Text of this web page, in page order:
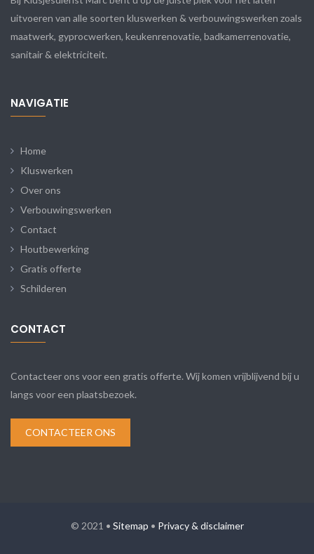
uitvoeren van alle soorten kluswerken & verbouwingswerken zoals
maatwerk, gyprocwerken, keukenrenovatie, badkamerrenovatie,
sanitair & elektriciteit.
NAVIGATIE
Home
Kluswerken
Over ons
Verbouwingswerken
Contact
Houtbewerking
Gratis offerte
Schilderen
CONTACT
Contacteer ons voor een gratis offerte. Wij komen vrijblijvend bij u
langs voor een plaatsbezoek.
CONTACTEER ONS
© 2021 • Sitemap • Privacy & disclaimer